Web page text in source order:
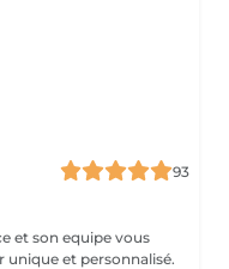
93
et personnalisé.